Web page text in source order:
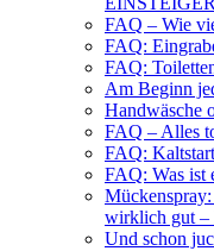
FAQ – Wie
FAQ:
FAQ:
Am Beginn
Handwäsche
FAQ – Alles
FAQ:
FAQ: Was ist
wirklich gut –
Und schon